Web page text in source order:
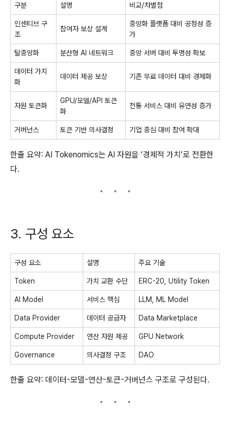
구분 설명 비교/차별점
인센티브 구
조
참여자 보상 설계
중앙화 플랫폼 대비 공정성 증
가
탈중앙화 분산형 AI 네트워크 중앙 서버 대비 투명성 확보
데이터 가치
화
데이터 제공 보상 기존 무료 데이터 대비 경제화
자원 토큰화
GPU/모델/API 토큰
화
전통 서비스 대비 유연성 증가
거버넌스 토큰 기반 의사결정 기업 중심 대비 참여 확대
한줄 요약: AI Tokenomics는 AI 자원을 ‘경제적 가치’로 전환한
다.
3. 구성 요소
구성 요소 설명 주요 기술
Token 가치 교환 수단 ERC-20, Utility Token
AI Model 서비스 핵심 LLM, ML Model
Data Provider 데이터 공급자 Data Marketplace
Compute Provider 연산 자원 제공 GPU Network
Governance 의사결정 구조 DAO
한줄 요약: 데이터-모델-연산-토큰-거버넌스 구조로 구성된다.